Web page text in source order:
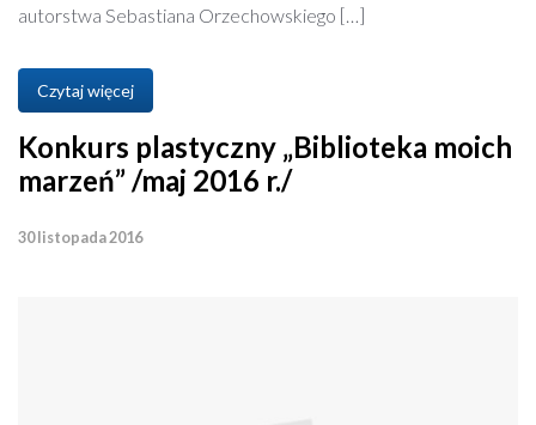
autorstwa Sebastiana Orzechowskiego […]
Czytaj więcej
Konkurs plastyczny „Biblioteka moich
marzeń” /maj 2016 r./
30 listopada 2016